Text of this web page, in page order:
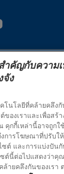
ทธิ์ 100%.
นที่นี้ หมายถึงสถานะเค
อเมริกาเท่านั้น สถานะก
ต่างกัน การใช้งานเว็บ
งเรา
ข
นตัวทาง
แถลงก
จัดการ
ำคัญกับความ
จัง
โนโลยีที่คล้ายคลึงกั
ของเราและเพื่อสร้
กกี้เหล่านี้อาจถูกใ
การโฆษณาที่ปรับใ
ซต์ และการแบ่งปัน
ต์นี้ต่อไปแสดงว่าคุ
ล้ายคลึงกันของเรา